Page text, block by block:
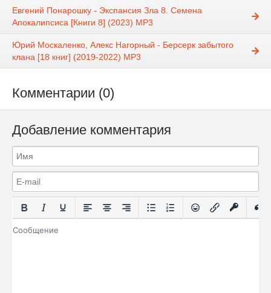
Евгений Понарошку - Экспансия Зла 8. Семена
Апокалипсиса [Книги 8] (2023) MP3
Юрий Москаленко, Алекс Нагорный - Берсерк забытого
клана [18 книг] (2019-2022) МР3
Комментарии (0)
Добавление комментария